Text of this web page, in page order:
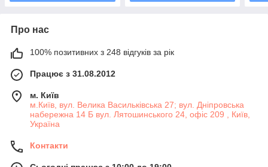
Про нас
100% позитивних з 248 відгуків за рік
Працює з 31.08.2012
м. Київ
м.Київ, вул. Велика Васильківська 27; вул. Дніпровська
набережна 14 Б вул. Лятошинського 24, офіс 209 , Київ,
Україна
Контакти